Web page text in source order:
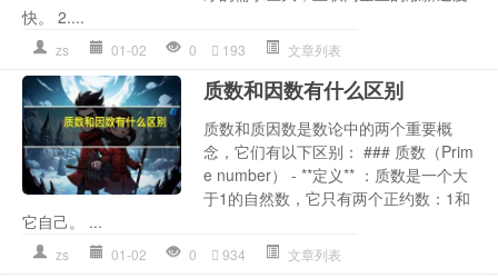
快。 2....
zs 01-02 0 193 文章列表
质数和因数有什么区别
质数和质因数是数论中的两个重要概
念，它们有以下区别： ### 质数（Prim
e number） - **定义** ：质数是一个大
于1的自然数，它只有两个正约数：1和
它自己。 ...
zs 01-02 0 934 文章列表